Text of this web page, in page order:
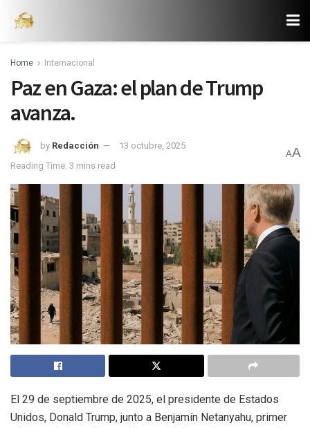
Home Internacional
Paz en Gaza: el plan de Trump
avanza.
by Redacción
13 octubre, 2025
Reading Time: 3 mins read
AA
El 29 de septiembre de 2025, el presidente de Estados
Unidos, Donald Trump, junto a Benjamín Netanyahu, primer